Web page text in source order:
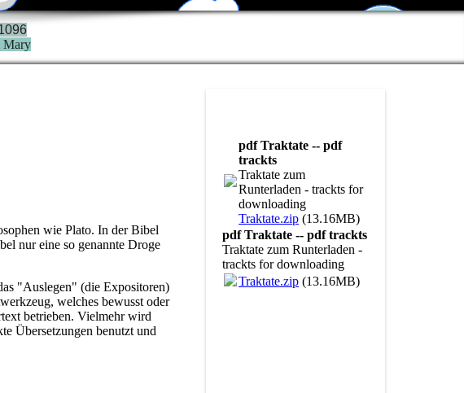
Mary
wie Plato. In der Bibel
nur eine so genannte Droge
"Auslegen" (die Expositoren)
welches bewusst oder
betrieben. Vielmehr wird
Übersetzungen benutzt und
pdf Traktate -- pdf
trackts
Traktate zum
Runterladen - trackts for
downloading
Traktate.zip (13.16MB)
pdf Traktate -- pdf trackts
Traktate zum Runterladen -
trackts for downloading
Traktate.zip (13.16MB)